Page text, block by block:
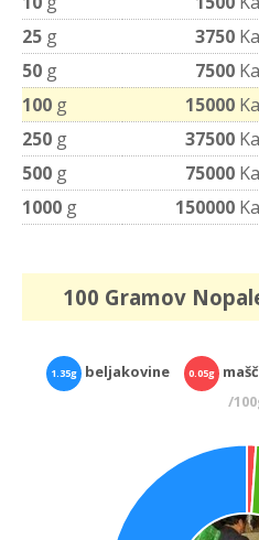
25 g 3750
50 g 7500
100 g 15000
250 g 37500
500 g 75000
1000 g 150000
100 Gramov
1.35g beljakovine 0.05g
/